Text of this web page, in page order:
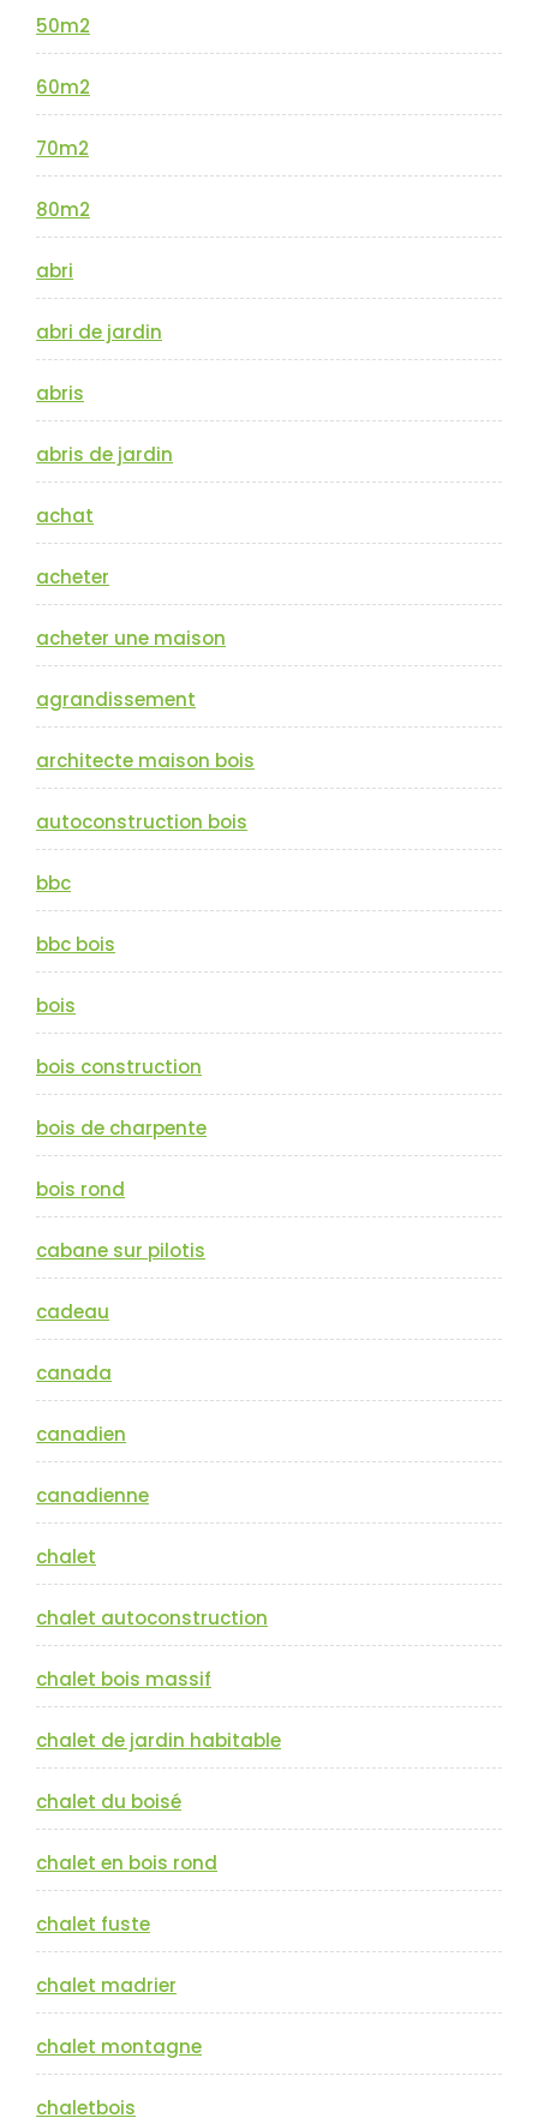
50m2
60m2
70m2
80m2
abri
abri de jardin
abris
abris de jardin
achat
acheter
acheter une maison
agrandissement
architecte maison bois
autoconstruction bois
bbc
bbc bois
bois
bois construction
bois de charpente
bois rond
cabane sur pilotis
cadeau
canada
canadien
canadienne
chalet
chalet autoconstruction
chalet bois massif
chalet de jardin habitable
chalet du boisé
chalet en bois rond
chalet fuste
chalet madrier
chalet montagne
chaletbois